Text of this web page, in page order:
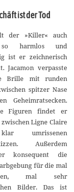
ist der Tod
der »Killer« auch
harmlos und
ist er zeichnerisch
Jacamon verpasste
Brille mit runden
spitzer Nase
Geheimratsecken.
Figuren findet er
Ligne Claire
umrissenen
Außerdem
konsequent die
für die mal
mal sehr
Bilder. Das ist